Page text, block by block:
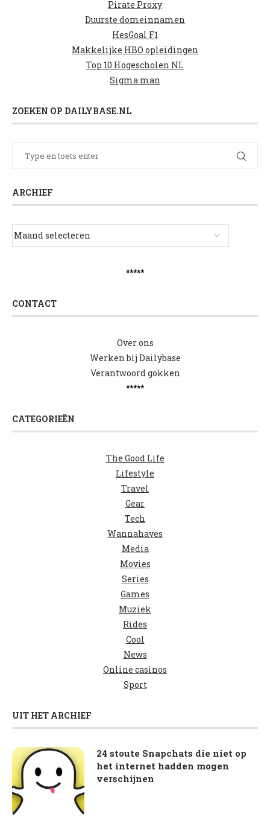
Pirate Proxy
Duurste domeinnamen
HesGoal F1
Makkelijke HBO opleidingen
Top 10 Hogescholen NL
Sigma man
ZOEKEN OP DAILYBASE.NL
ARCHIEF
*****
CONTACT
Over ons
Werken bij Dailybase
Verantwoord gokken
*****
CATEGORIEËN
The Good Life
Lifestyle
Travel
Gear
Tech
Wannahaves
Media
Movies
Series
Games
Muziek
Rides
Cool
News
Online casinos
Sport
UIT HET ARCHIEF
24 stoute Snapchats die niet op
het internet hadden mogen
verschijnen